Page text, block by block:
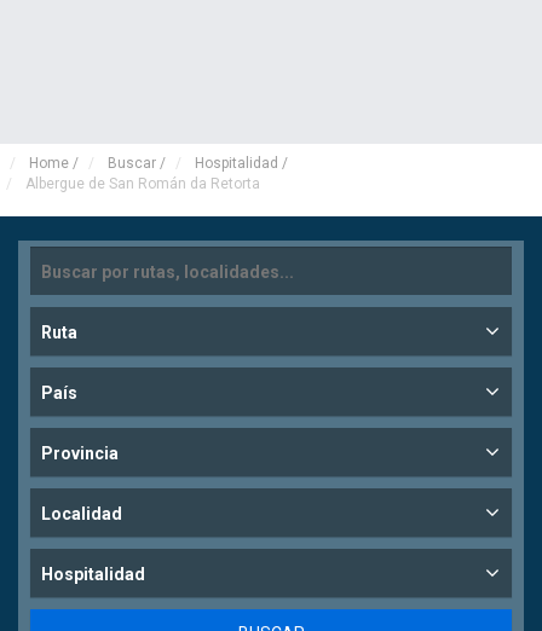
Home / Buscar / Hospitalidad /
Albergue de San Román da Retorta
Ruta
País
Provincia
Localidad
Hospitalidad